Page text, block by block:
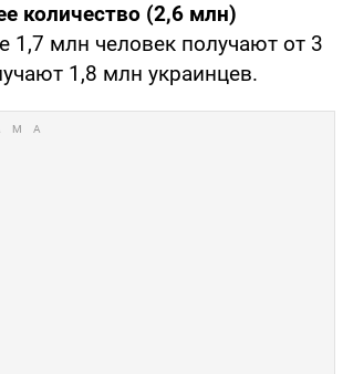
количество (2,6 млн)
1,7 млн человек получают от 3
1,8 млн украинцев.